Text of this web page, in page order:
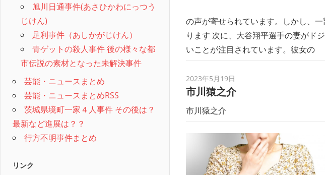
の声が寄せられています。しかし、
ります 次に、大谷翔平選手の妻がド
いことが注目されています。彼女の
2023年5月19日
市川猿之介
市川猿之介
旭川日通事件(あさひかわにっつう
じけん)
足利事件（あしかがじけん）
青ゲットの殺人事件 後の様々な都
市伝説の素材となった未解決事件
芸能・ニュースまとめ
芸能・ニュースまとめRSS
茨城県境町一家４人事件 その後は？
最新など進展は？？
行方不明事件まとめ
リンク